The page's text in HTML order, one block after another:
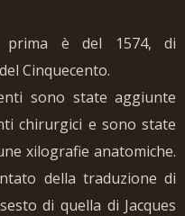
prima è del 1574, di
Cinquecento.
sono state aggiunte
chirurgici e sono state
xilografie anatomiche.
della traduzione di
di quella di Jacques